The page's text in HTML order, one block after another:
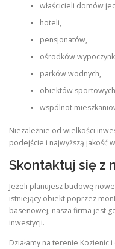
właścicieli domów
hoteli,
pensjonatów,
ośrodków
parków wodnych,
obiektów
wspólnot
Niezależnie od wielkości
podejście i najwyższą jakość
Skontaktuj się z
Jeżeli planujesz budowę
istniejący obiekt poprzez
basenowej, nasza firma jest
inwestycji.
Działamy na terenie Kozienic